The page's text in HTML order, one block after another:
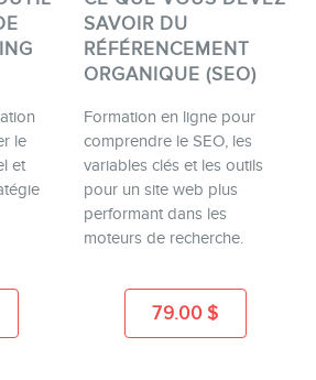
EN
le
et
SAVOIR DU
RÉFÉRENCEMENT
ORGANIQUE (SEO)
Formation en ligne pour
comprendre le SEO, les
variables clés et les outils
pour un site web plus
performant dans les
moteurs de recherche.
79.00 $